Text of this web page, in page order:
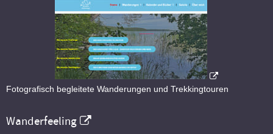
Fotografisch begleitete Wanderungen und Trekkingtouren
Wanderfeeling